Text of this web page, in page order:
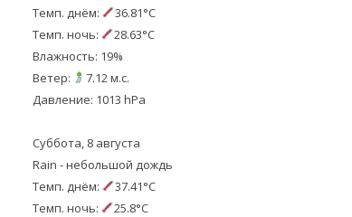
Темп. днём:
36.81°C
Темп. ночь:
28.63°C
Влажность: 19%
Ветер:
7.12 м.с.
Давление: 1013 hPa
Суббота, 8 августа
Rain - небольшой дождь
Темп. днём:
37.41°C
Темп. ночь:
25.8°C